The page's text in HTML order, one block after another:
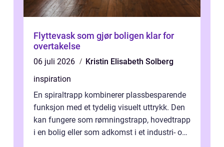
Flyttevask som gjør boligen klar for
overtakelse
06 juli 2026
Kristin Elisabeth Solberg
inspiration
En spiraltrapp kombinerer plassbesparende
funksjon med et tydelig visuelt uttrykk. Den
kan fungere som rømningstrapp, hovedtrapp
i en bolig eller som adkomst i et industri- og